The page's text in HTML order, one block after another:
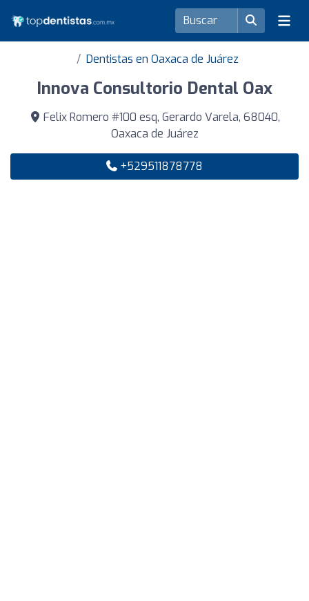
Dentistas en Oaxaca de Juárez
Innova Consultorio Dental Oax
Felix Romero #100 esq, Gerardo Varela, 68040,
Oaxaca de Juárez
+529511878778